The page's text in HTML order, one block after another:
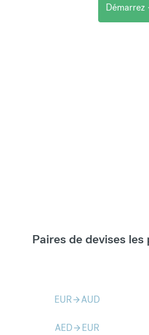
Démarrez
Paires de devises
EURarrow_forwardAUD
AEDarrow_forward EUR